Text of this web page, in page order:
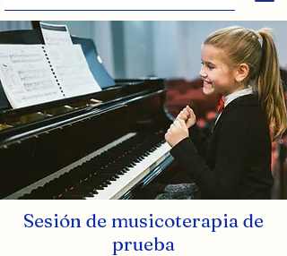
Sesión de musicoterapia de
prueba